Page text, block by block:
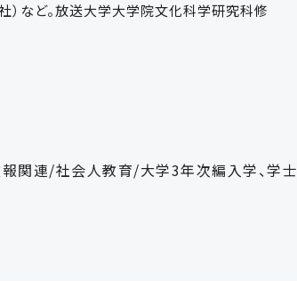
）など。放送大学大学院文化科学研究科修
報関連/社会人教育/大学3年次編入学、学士